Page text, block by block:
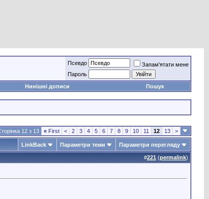
Псевдо
Запам'ятати мене
Пароль
Нинішні дописи Пошук
12 з 13 « First < 2 3 4 5 6 7 8 9 10 11 12 13 >
LinkBack Параметри теми Параметри перегляду
#221 (permalink)